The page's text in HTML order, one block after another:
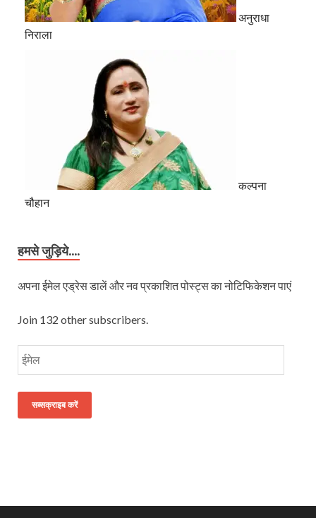
अनुराधा
निराला
कल्पना
चौहान
हमसे जुड़िये....
अपना ईमेल एड्रेस डालें और नव प्रकाशित पोस्ट्स का नोटिफिकेशन पाएं
Join 132 other subscribers.
सब्सक्राइब करें